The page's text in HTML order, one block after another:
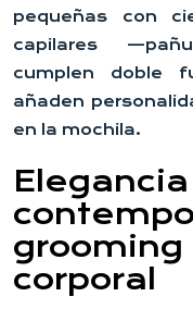
pequeñas con
capilares
cumplen doble
añaden
en la mochila.
Elegancia
grooming
corporal